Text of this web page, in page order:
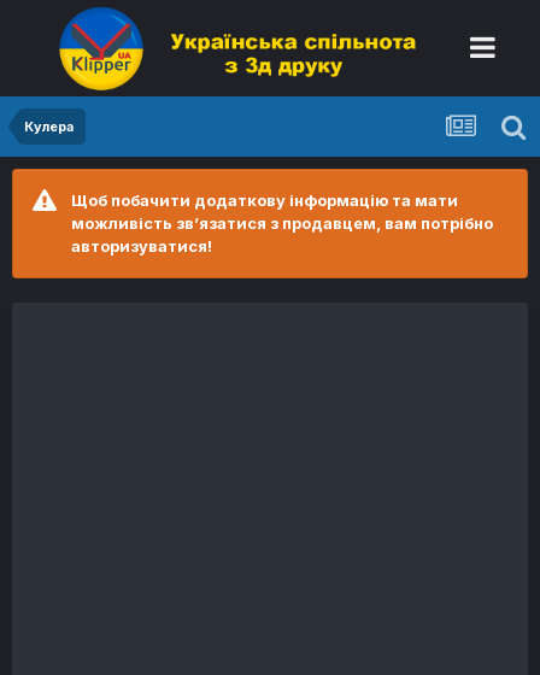
Кулера
Щоб побачити додаткову інформацію та мати
можливість зв’язатися з продавцем, вам потрібно
авторизуватися!